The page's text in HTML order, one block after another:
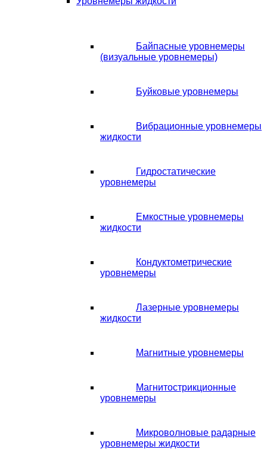
Байпасные уровнемеры
(визуальные уровнемеры)
Буйковые уровнемеры
Вибрационные уровнемеры
жидкости
Гидростатические
уровнемеры
Емкостные уровнемеры
жидкости
Кондуктометрические
уровнемеры
Лазерные уровнемеры
жидкости
Магнитные уровнемеры
Магнитострикционные
уровнемеры
Микроволновые радарные
уровнемеры жидкости